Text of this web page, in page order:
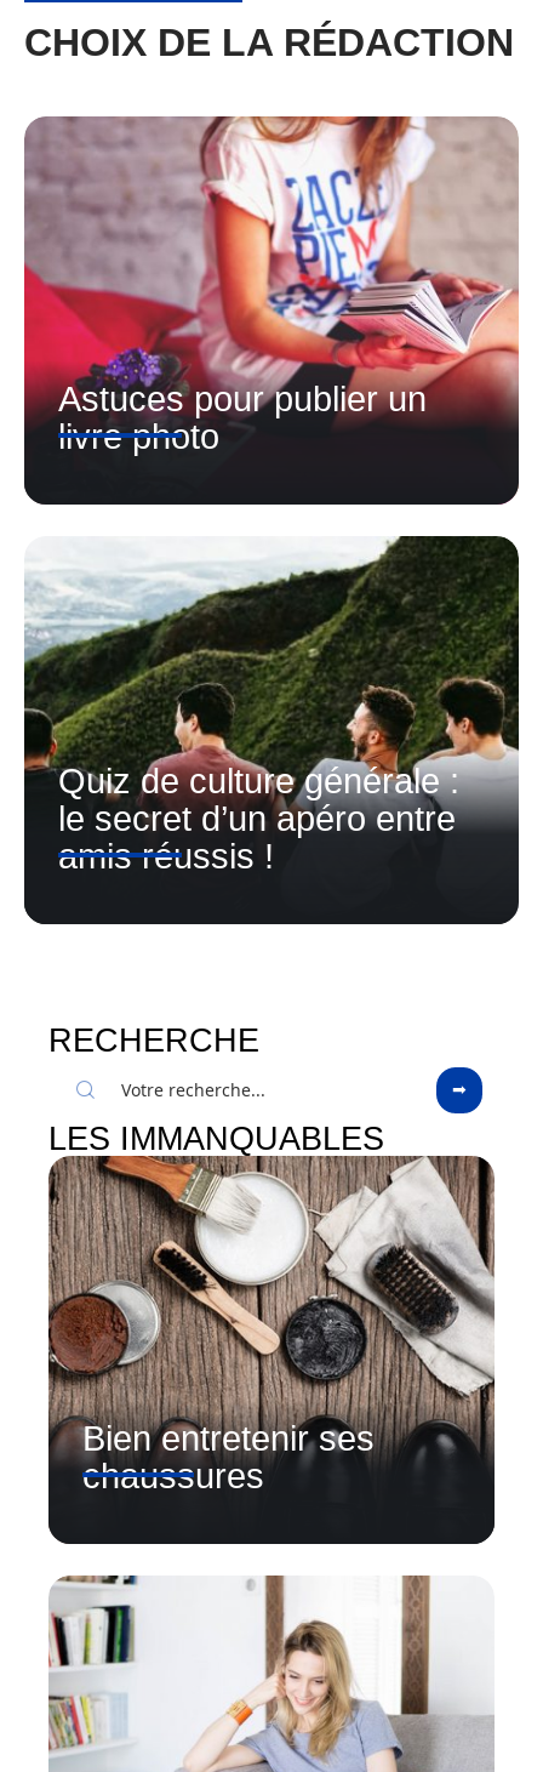
CHOIX DE LA RÉDACTION
Astuces pour publier un
livre photo
Quiz de culture générale :
le secret d’un apéro entre
amis réussis !
RECHERCHE
LES IMMANQUABLES
Bien entretenir ses
chaussures